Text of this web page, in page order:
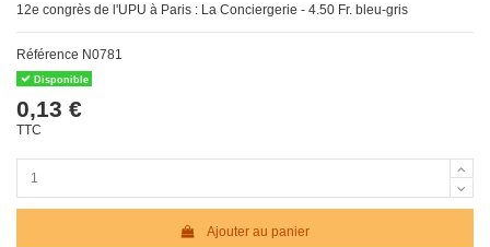
12e congrès de l'UPU à Paris : La Conciergerie - 4.50 Fr. bleu-gris
Référence N0781
Disponible
0,13 €
TTC
Ajouter au panier